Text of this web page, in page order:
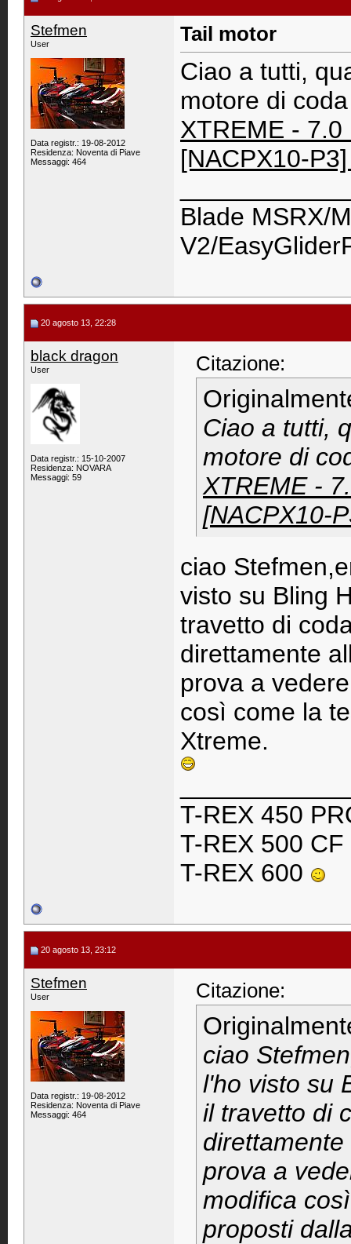
Stefmen
User
Data registr.: 19-08-2012
Residenza: Noventa di Piave
Messaggi: 464
Tail motor
Ciao a tutti,
motore di
XTREME -
[NACPX10-
Blade MSRX/
V2/
20 agosto 13, 22:28
black dragon
User
Data registr.: 15-10-2007
Residenza: NOVARA
Messaggi: 59
Citazione:
Ciao a tutti,
motore di
XTREME -
[NACPX10-
ciao
visto su Bling
travetto di
direttamente
prova a
così come la
Xtreme.
T-REX 450
T-REX 500 CF
T-REX 600
20 agosto 13, 23:12
Stefmen
User
Data registr.: 19-08-2012
Residenza: Noventa di Piave
Messaggi: 464
Citazione:
ciao
l'ho visto su
il travetto di
prova a
modifica
proposti